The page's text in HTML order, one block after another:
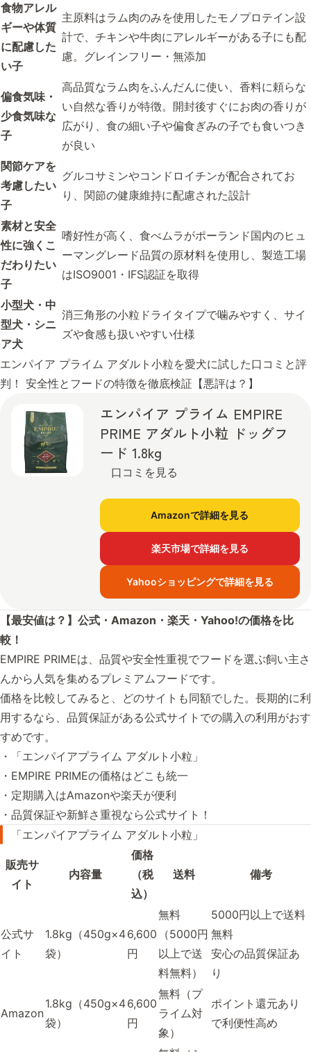
食物アレル
ギーや体質
に配慮した
い子
主原料はラム肉のみを使用したモノプロテイン設
計で、チキンや牛肉にアレルギーがある子にも配
慮。グレインフリー・無添加
偏食気味・
少食気味な
子
高品質なラム肉をふんだんに使い、香料に頼らな
い自然な香りが特徴。開封後すぐにお肉の香りが
広がり、食の細い子や偏食ぎみの子でも食いつき
が良い
関節ケアを
考慮したい
子
グルコサミンやコンドロイチンが配合されてお
り、関節の健康維持に配慮された設計
素材と安全
性に強くこ
だわりたい
子
嗜好性が高く、食べムラがポーランド国内のヒュ
ーマングレード品質の原材料を使用し、製造工場
はISO9001・IFS認証を取得
小型犬・中
型犬・シニ
ア犬
消三角形の小粒ドライタイプで噛みやすく、サイ
ズや食感も扱いやすい仕様
エンパイア プライム アダルト小粒を愛犬に試した口コミと評
判！ 安全性とフードの特徴を徹底検証【悪評は？】
エンパイア プライム EMPIRE
PRIME アダルト小粒 ドッグフ
ード 1.8kg
口コミを見る
Amazonで詳細を見る
楽天市場で詳細を見る
Yahooショッピングで詳細を見る
【最安値は？】公式・Amazon・楽天・Yahoo!の価格を比
較！
EMPIRE PRIMEは、品質や安全性重視でフードを選ぶ飼い主さ
んから人気を集めるプレミアムフードです。
価格を比較してみると、どのサイトも同額でした。長期的に利
用するなら、品質保証がある公式サイトでの購入の利用がおす
すめです。
・「エンパイアプライム アダルト小粒」
・EMPIRE PRIMEの価格はどこも統一
・定期購入はAmazonや楽天が便利
・品質保証や新鮮さ重視なら公式サイト！
「エンパイアプライム アダルト小粒」
販売サ
イト
内容量
価格
（税
込）
送料 備考
公式サ
イト
1.8kg（450g×4
袋）
6,600
円
無料
（5000円
以上で送
料無料）
5000円以上で送料
無料
安心の品質保証あ
り
Amazon
1.8kg（450g×4
袋）
6,600
円
無料（プ
ライム対
象）
ポイント還元あり
で利便性高め